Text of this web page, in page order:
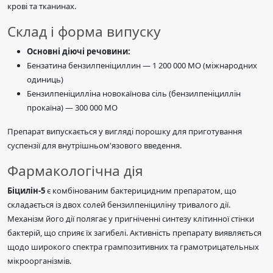
крові та тканинах.
Склад і форма випуску
Основні діючі речовини:
Бензатина бензилпеніциллин — 1 200 000 МО (міжнародних
одиниць)
Бензилпеніцилліна новокаїнова сіль (бензилпеніциллін
прокаїна) — 300 000 МО
Препарат випускається у вигляді порошку для приготування
суспензії для внутрішньом'язового введення.
Фармакологічна дія
Біцилін-5є комбінованим бактерицидним препаратом, що
складається із двох солей бензилпеніциліну тривалого дії.
Механізм його дії полягає у пригніченні синтезу клітинної стінки
бактерій, що сприяє їх загибелі. Активність препарату виявляється
щодо широкого спектра грампозитивних та грамотрицательных
мікроорганізмів.